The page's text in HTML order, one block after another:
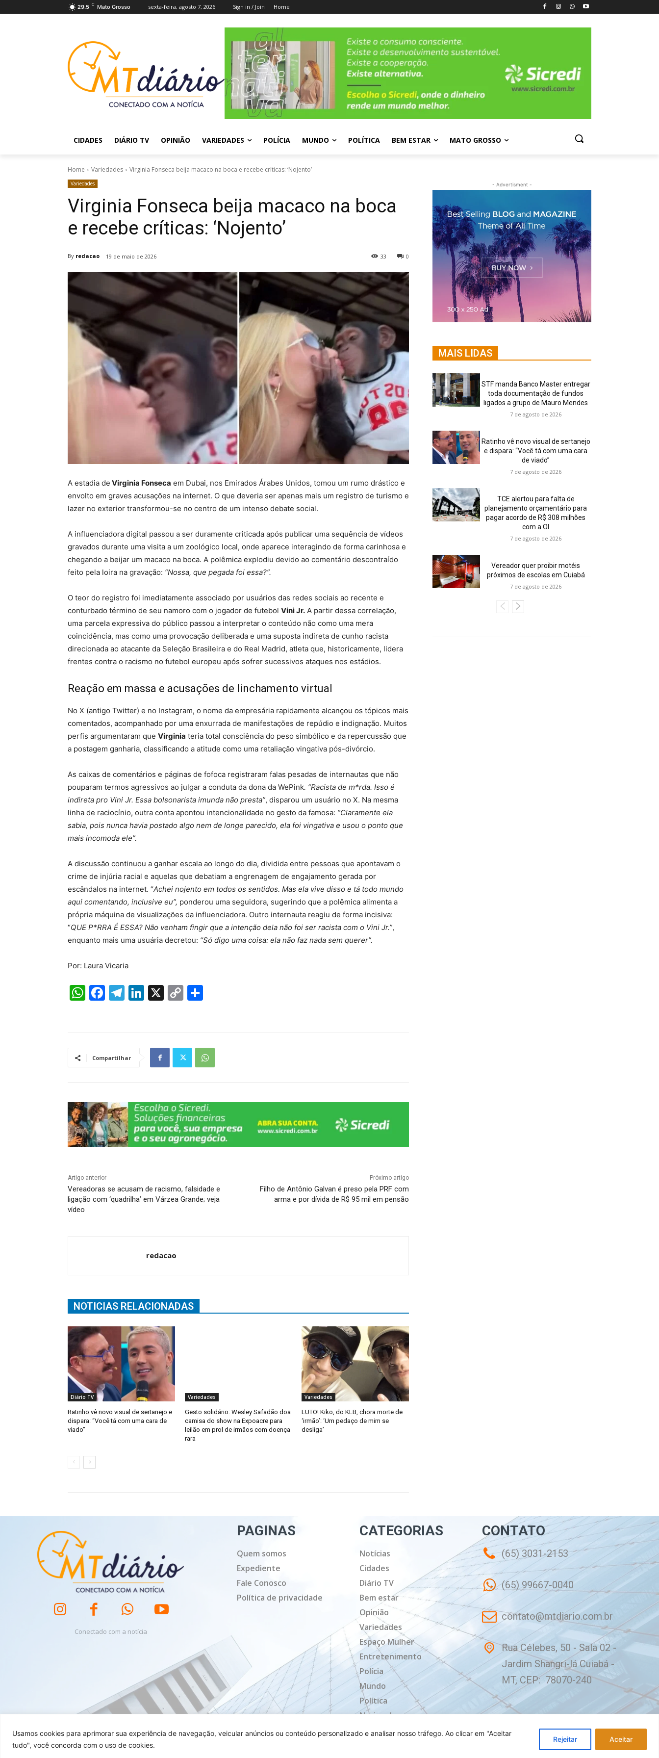
Usamos cookies para aprimorar sua experiência de navegação, veicular anúncios ou conteúdo personalizado e analisar nosso tráfego. Ao clicar em "Aceitar
tudo", você concorda com o uso de cookies.
Rejeitar Aceitar
29.5 C Mato Grosso sexta-feira, agosto 7, 2026 Sign in / Join Home
CIDADES DIÁRIO TV OPINIÃO VARIEDADES POLÍCIA MUNDO POLÍTICA BEM ESTAR MATO GROSSO
Home Variedades Virginia Fonseca beija macaco na boca e recebe críticas: ‘Nojento’
Variedades
Virginia Fonseca beija macaco na boca
e recebe críticas: ‘Nojento’
By redacao 19 de maio de 2026 0
33
A estadia de Virginia Fonseca em Dubai, nos Emirados Árabes Unidos, tomou um rumo drástico e
envolto em graves acusações na internet. O que deveria ser apenas mais um registro de turismo e
lazer no exterior transformou-se no centro de um intenso debate social.
A influenciadora digital passou a ser duramente criticada após publicar uma sequência de vídeos
gravados durante uma visita a um zoológico local, onde aparece interagindo de forma carinhosa e
chegando a beijar um macaco na boca. A polêmica explodiu devido ao comentário descontraído
feito pela loira na gravação: “Nossa, que pegada foi essa?”.
O teor do registro foi imediatamente associado por usuários das redes sociais ao recente e
conturbado término de seu namoro com o jogador de futebol Vini Jr. A partir dessa correlação,
uma parcela expressiva do público passou a interpretar o conteúdo não como uma mera
coincidência, mas como uma provocação deliberada e uma suposta indireta de cunho racista
direcionada ao atacante da Seleção Brasileira e do Real Madrid, atleta que, historicamente, lidera
frentes contra o racismo no futebol europeu após sofrer sucessivos ataques nos estádios.
Reação em massa e acusações de linchamento virtual
No X (antigo Twitter) e no Instagram, o nome da empresária rapidamente alcançou os tópicos mais
comentados, acompanhado por uma enxurrada de manifestações de repúdio e indignação. Muitos
perfis argumentaram que Virginia teria total consciência do peso simbólico e da repercussão que
a postagem ganharia, classificando a atitude como uma retaliação vingativa pós-divórcio.
As caixas de comentários e páginas de fofoca registraram falas pesadas de internautas que não
pouparam termos agressivos ao julgar a conduta da dona da WePink. “Racista de m*rda. Isso é
indireta pro Vini Jr. Essa bolsonarista imunda não presta”, disparou um usuário no X. Na mesma
linha de raciocínio, outra conta apontou intencionalidade no gesto da famosa: “Claramente ela
sabia, pois nunca havia postado algo nem de longe parecido, ela foi vingativa e usou o ponto que
mais incomoda ele”.
A discussão continuou a ganhar escala ao longo do dia, dividida entre pessoas que apontavam o
crime de injúria racial e aquelas que debatiam a engrenagem de engajamento gerada por
escândalos na internet. “Achei nojento em todos os sentidos. Mas ela vive disso e tá todo mundo
aqui comentando, inclusive eu”, ponderou uma seguidora, sugerindo que a polêmica alimenta a
própria máquina de visualizações da influenciadora. Outro internauta reagiu de forma incisiva:
“QUE P*RRA É ESSA? Não venham fingir que a intenção dela não foi ser racista com o Vini Jr.”,
enquanto mais uma usuária decretou: “Só digo uma coisa: ela não faz nada sem querer”.
Por: Laura Vicaria
W
A
F
b
k
T
a
Li
n
X
C
Li
n
Compartilhar
Artigo anterior
Vereadoras se acusam de racismo, falsidade e
ligação com ‘quadrilha’ em Várzea Grande; veja
vídeo
Próximo artigo
Filho de Antônio Galvan é preso pela PRF com
arma e por dívida de R$ 95 mil em pensão
redacao
NOTICIAS RELACIONADAS
Diário TV
Ratinho vê novo visual de sertanejo e
dispara: “Você tá com uma cara de
viado”
Variedades
Gesto solidário: Wesley Safadão doa
camisa do show na Expoacre para
leilão em prol de irmãos com doença
rara
Variedades
LUTO! Kiko, do KLB, chora morte de
‘irmão’: ‘Um pedaço de mim se
desliga’
- Advertisment -
MAIS LIDAS
STF manda Banco Master entregar
toda documentação de fundos
ligados a grupo de Mauro Mendes
7 de agosto de 2026
Ratinho vê novo visual de sertanejo
e dispara: “Você tá com uma cara
de viado”
7 de agosto de 2026
TCE alertou para falta de
planejamento orçamentário para
pagar acordo de R$ 308 milhões
com a OI
7 de agosto de 2026
Vereador quer proibir motéis
próximos de escolas em Cuiabá
7 de agosto de 2026
Conectado com a notícia
PAGINAS
Quem somos
Expediente
Fale Conosco
Política de privacidade
CATEGORIAS
Notícias
Cidades
Diário TV
Bem estar
Opinião
Variedades
Espaço Mulher
Entretenimento
Polícia
Mundo
Política
Nacional
Mato Grosso
CONTATO
(65) 3031-2153
(65) 99667-0040
contato@mtdiario.com.br
Rua Célebes, 50 - Sala 02 -
Jardim Shangri-lá Cuiabá -
MT, CEP: 78070-240
MT Diário foi criado por Dshadow Tech.